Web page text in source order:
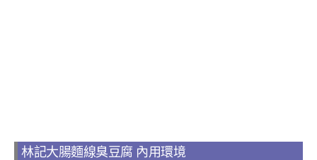
林記大腸麵線臭豆腐 內用環境